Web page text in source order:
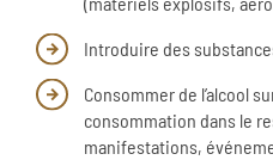
Introduire des
Consommer de l’alcool
consommation dans le
manifestations,